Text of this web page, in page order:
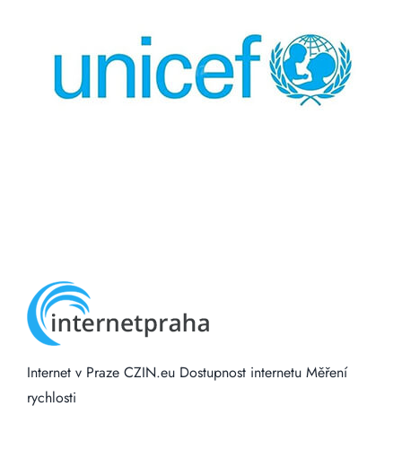
Internet v Praze CZIN.eu Dostupnost internetu Měření
rychlosti